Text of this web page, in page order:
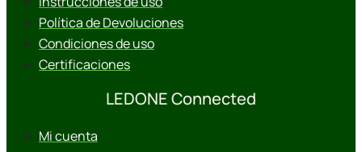
Política de Devoluciones
Condiciones de uso
Certificaciones
LEDONE Connected
Mi cuenta